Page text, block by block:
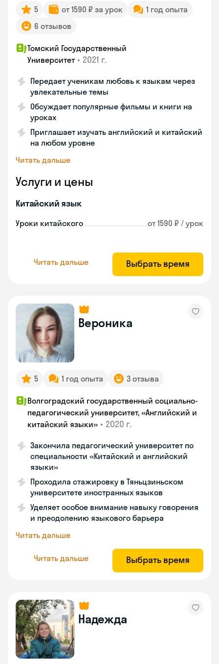
5 от 1590 ₽ за урок
1 год опыта
6 отзывов
Томский Государственный
Университет • 2021 г.
Передает ученикам любовь к языкам через
увлекательные темы
Обсуждает популярные фильмы и книги на
уроках
Приглашает изучать английский и китайский
на любом уровне
Читать дальше
Услуги и цены
Китайский язык
Уроки китайского от 1590 ₽ / урок
Читать дальше Выбрать время
Вероника
5 1 год опыта 3 отзыва
Волгоградский государственный социально-
педагогический университет, «Английский и
китайский языки» • 2020 г.
Закончила педагогический университет по
специальности «Китайский и английский
языки»
Проходила стажировку в Тяньцзиньском
университете иностранных языков
Уделяет особое внимание навыку говорения
и преодолению языкового барьера
Читать дальше
Читать дальше Выбрать время
Надежда